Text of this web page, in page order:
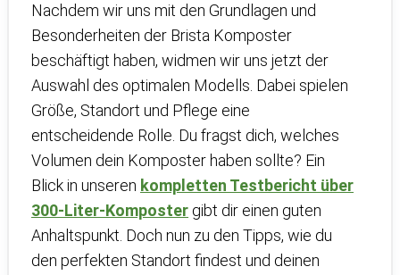
Nachdem wir uns mit den Grundlagen und
Besonderheiten der Brista Komposter
beschäftigt haben, widmen wir uns jetzt der
Auswahl des optimalen Modells. Dabei spielen
Größe, Standort und Pflege eine
entscheidende Rolle. Du fragst dich, welches
Volumen dein Komposter haben sollte? Ein
Blick in unseren kompletten Testbericht über
300-Liter-Komposter gibt dir einen guten
Anhaltspunkt. Doch nun zu den Tipps, wie du
den perfekten Standort findest und deinen